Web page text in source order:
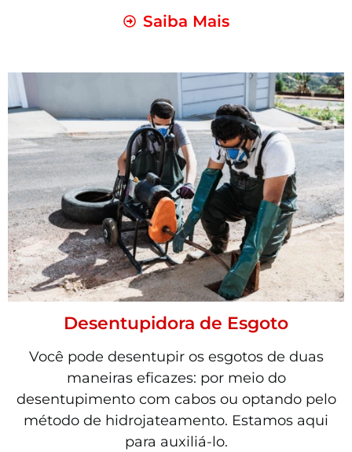
Saiba Mais
Desentupidora de Esgoto
Você pode desentupir os esgotos de duas
maneiras eficazes: por meio do
desentupimento com cabos ou optando pelo
método de hidrojateamento. Estamos aqui
para auxiliá-lo.